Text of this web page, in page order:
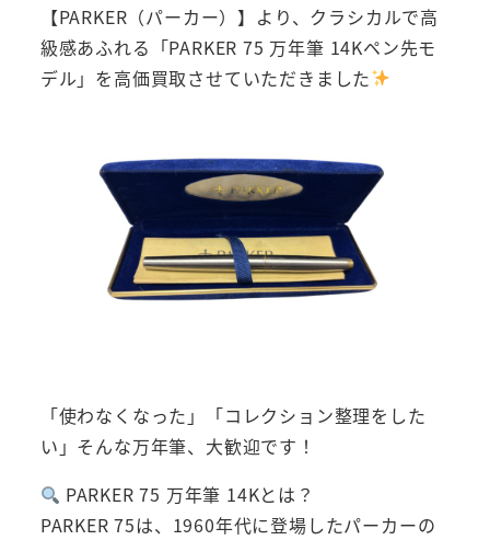
【PARKER（パーカー）】より、クラシカルで高
級感あふれる「PARKER 75 万年筆 14Kペン先モ
デル」を高価買取させていただきました
「使わなくなった」「コレクション整理をした
い」そんな万年筆、大歓迎です！
PARKER 75 万年筆 14Kとは？
PARKER 75は、1960年代に登場したパーカーの